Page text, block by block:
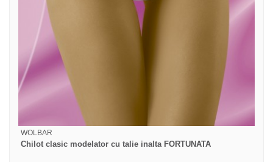
WOLBAR
Chilot clasic modelator cu talie inalta FORTUNATA